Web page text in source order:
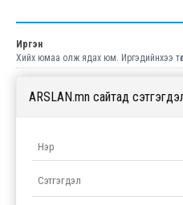
Иргэн
Хийх юмаа олж ядах юм. Иргэдийнхээ
ARSLAN.mn сайтад